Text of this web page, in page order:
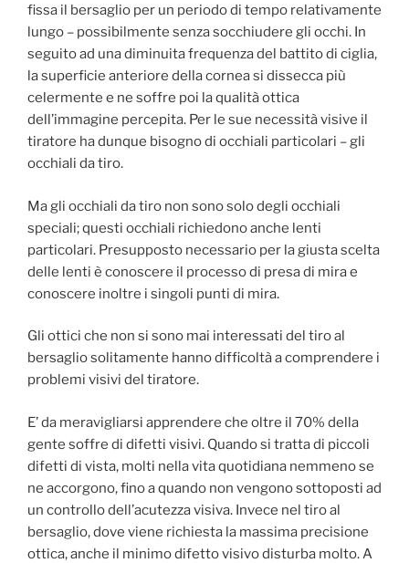
fissa il bersaglio per un periodo di tempo relativamente
lungo – possibilmente senza socchiudere gli occhi. In
seguito ad una diminuita frequenza del battito di ciglia,
la superficie anteriore della cornea si dissecca più
celermente e ne soffre poi la qualità ottica
dell’immagine percepita. Per le sue necessità visive il
tiratore ha dunque bisogno di occhiali particolari – gli
occhiali da tiro.
Ma gli occhiali da tiro non sono solo degli occhiali
speciali; questi occhiali richiedono anche lenti
particolari. Presupposto necessario per la giusta scelta
delle lenti è conoscere il processo di presa di mira e
conoscere inoltre i singoli punti di mira.
Gli ottici che non si sono mai interessati del tiro al
bersaglio solitamente hanno difficoltà a comprendere i
problemi visivi del tiratore.
E’ da meravigliarsi apprendere che oltre il 70% della
gente soffre di difetti visivi. Quando si tratta di piccoli
difetti di vista, molti nella vita quotidiana nemmeno se
ne accorgono, fino a quando non vengono sottoposti ad
un controllo dell’acutezza visiva. Invece nel tiro al
bersaglio, dove viene richiesta la massima precisione
ottica, anche il minimo difetto visivo disturba molto. A